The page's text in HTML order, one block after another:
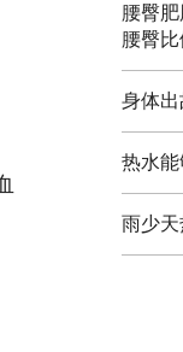
腰臀
腰臀比
身体
热水
雨少